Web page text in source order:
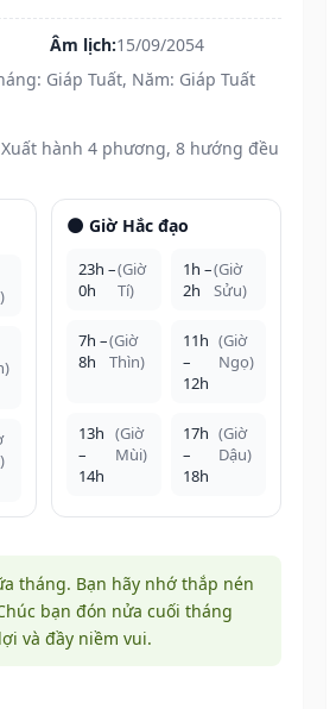
Âm lịch:15/09/2054
Giáp Tuất, Năm: Giáp Tuất
Xuất hành 4 phương, 8 hướng đều
🌑 Giờ Hắc đạo
23h –
0h
(Giờ
Tí)
1h –
2h
(Giờ
Sửu)
7h –
8h
(Giờ
Thìn)
11h
–
12h
(Giờ
Ngọ)
13h
–
14h
(Giờ
Mùi)
17h
–
18h
(Giờ
Dậu)
tháng. Bạn hãy nhớ thắp nén
bạn đón nửa cuối tháng
và đầy niềm vui.